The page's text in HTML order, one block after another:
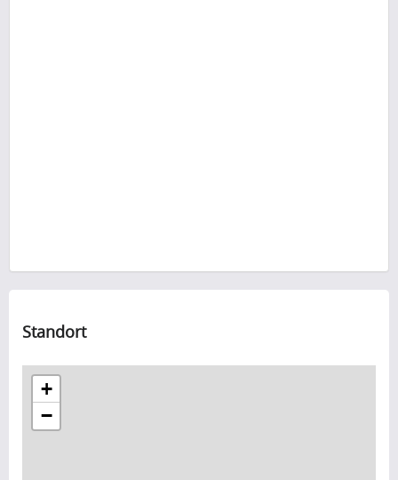
Standort
+
−